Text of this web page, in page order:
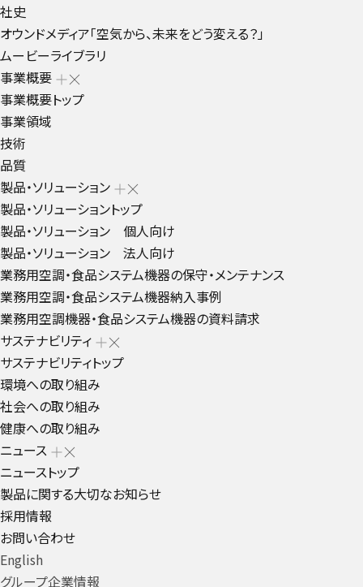
社史
オウンドメディア「空気から、未来をどう変える？」
ムービーライブラリ
事業概要
事業概要トップ
事業領域
技術
品質
製品・ソリューション
製品・ソリューショントップ
製品・ソリューション 個人向け
製品・ソリューション 法人向け
業務用空調・食品システム機器の保守・メンテナンス
業務用空調・食品システム機器納入事例
業務用空調機器・食品システム機器の資料請求
サステナビリティ
サステナビリティトップ
環境への取り組み
社会への取り組み
健康への取り組み
ニュース
ニューストップ
製品に関する大切なお知らせ
採用情報
お問い合わせ
English
グループ企業情報